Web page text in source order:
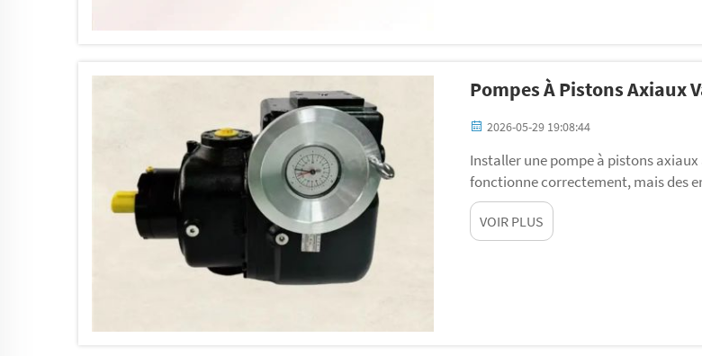
Pompes À Pistons Axiaux
2026-05-29 19:08:44
Installer une pompe à pistons
fonctionne correctement, mais des
des fuites, des bruits anormaux ou
installation correcte est primordiale,
VOIR PLUS